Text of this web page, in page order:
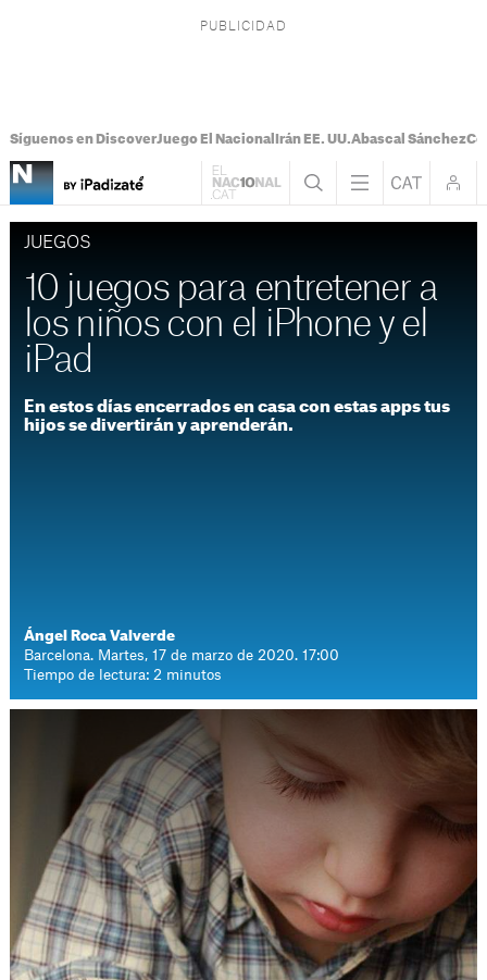
Síguenos en DiscoverJuego El Nacional Irán EE. UU.Abascal Sánchez
JUEGOS
10 juegos para entretener a
los niños con el iPhone y el
iPad
En estos días encerrados en casa con estas apps tus
hijos se divertirán y aprenderán.
Ángel Roca Valverde
Barcelona. Martes, 17 de marzo de 2020. 17:00
Tiempo de lectura: 2 minutos